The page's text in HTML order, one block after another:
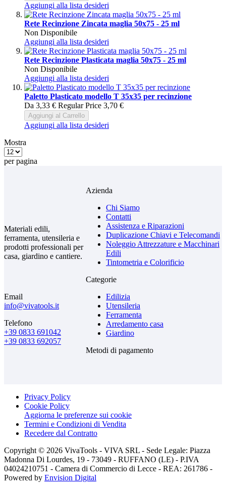
Aggiungi alla lista desideri
Rete Recinzione Zincata maglia 50x75 - 25 ml
Non Disponibile
Aggiungi alla lista desideri
Rete Recinzione Plasticata maglia 50x75 - 25 ml
Non Disponibile
Aggiungi alla lista desideri
Paletto Plasticato modello T 35x35 per recinzione
Da 3,33 € Regular Price 3,70 €
Aggiungi al Carrello
Aggiungi alla lista desideri
Mostra
per pagina
Materiali edili,
ferramenta, utensileria e
prodotti professionali per
casa, giardino e cantiere.
Email
info@vivatools.it
Telefono
+39 0833 691042
+39 0833 692057
Azienda
Chi Siamo
Contatti
Assistenza e Riparazioni
Duplicazione Chiavi e Telecomandi
Noleggio Attrezzature e Macchinari
Edili
Tintometria e Colorificio
Categorie
Edilizia
Utensileria
Ferramenta
Arredamento casa
Giardino
Metodi di pagamento
Privacy Policy
Cookie Policy
Aggiorna le preferenze sui cookie
Termini e Condizioni di Vendita
Recedere dal Contratto
Copyright © 2026 VivaTools - VIVA SRL - Sede Legale: Piazza
Madonna Di Lourdes, 19 - 73049 - RUFFANO (LE) - P.IVA
04024210751 - Camera di Commercio di Lecce - REA: 261786 -
Powered by Envision Digital